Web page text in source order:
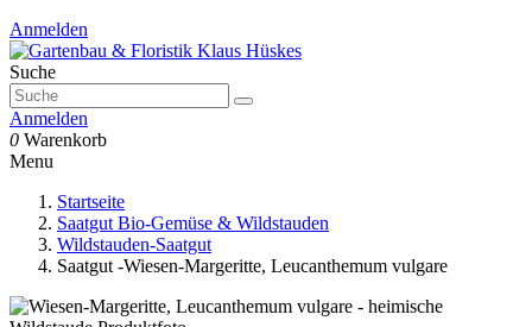
Anmelden
Suche
Anmelden
0 Warenkorb
Menu
Startseite
Saatgut Bio-Gemüse & Wildstauden
Wildstauden-Saatgut
Saatgut -Wiesen-Margeritte, Leucanthemum vulgare